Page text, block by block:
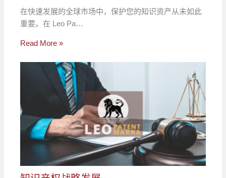
在快速发展的全球市场中，保护您的知识资产从未如此
重要。在 Leo Pa…
Read More »